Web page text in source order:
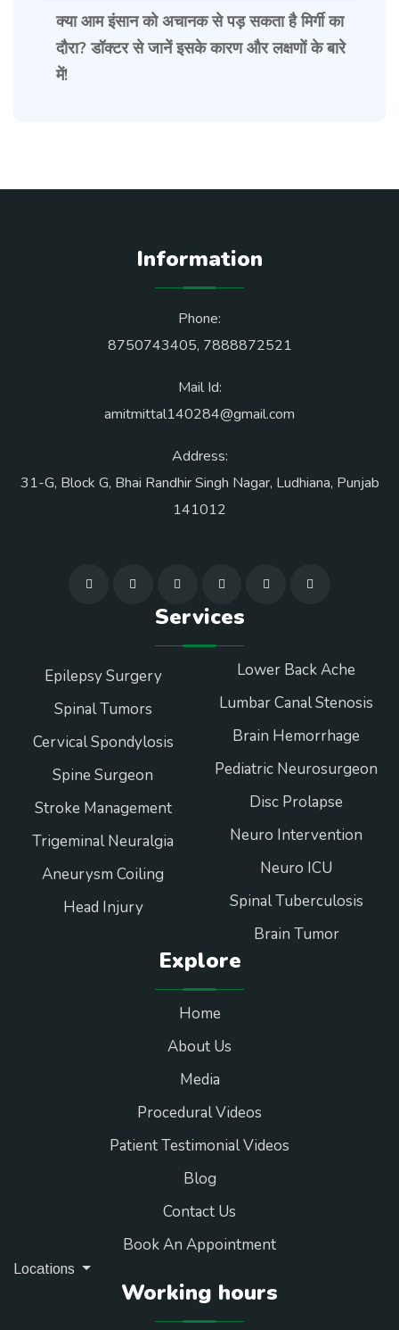
क्या आम इंसान को अचानक से पड़ सकता है मिर्गी का
दौरा? डॉक्टर से जानें इसके कारण और लक्षणों के बारे
में!
Information
Phone:
8750743405, 7888872521
Mail Id:
amitmittal140284@gmail.com
Address:
31-G, Block G, Bhai Randhir Singh Nagar, Ludhiana, Punjab
141012
Services
Epilepsy Surgery
Spinal Tumors
Cervical Spondylosis
Spine Surgeon
Stroke Management
Trigeminal Neuralgia
Aneurysm Coiling
Head Injury
Lower Back Ache
Lumbar Canal Stenosis
Brain Hemorrhage
Pediatric Neurosurgeon
Disc Prolapse
Neuro Intervention
Neuro ICU
Spinal Tuberculosis
Brain Tumor
Explore
Home
About Us
Media
Procedural Videos
Patient Testimonial Videos
Blog
Contact Us
Book An Appointment
Locations
Working hours